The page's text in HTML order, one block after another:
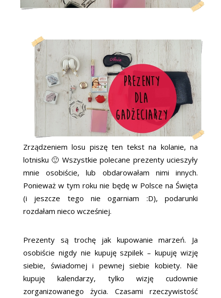
Zrządzeniem losu piszę ten tekst na kolanie, na
lotnisku 🙂 Wszystkie polecane prezenty ucieszyły
mnie osobiście, lub obdarowałam nimi innych.
Ponieważ w tym roku nie będę w Polsce na Święta
(i jeszcze tego nie ogarniam :D), podarunki
rozdałam nieco wcześniej.
Prezenty są trochę jak kupowanie marzeń. Ja
osobiście nigdy nie kupuję szpilek – kupuję wizję
siebie, świadomej i pewnej siebie kobiety. Nie
kupuję kalendarzy, tylko wizję cudownie
zorganizowanego życia. Czasami rzeczywistość